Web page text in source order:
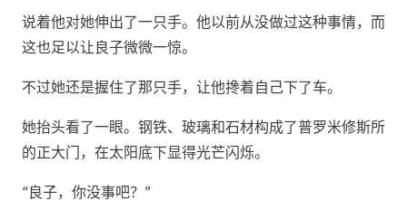
说着他对她伸出了一只手。他以前从没做过这种事情，而
这也足以让良子微微一惊。
不过她还是握住了那只手，让他搀着自己下了车。
她抬头看了一眼。钢铁、玻璃和石材构成了普罗米修斯所
的正大门，在太阳底下显得光芒闪烁。
“良子，你没事吧？”